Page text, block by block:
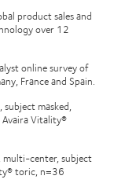
product sales and
over 12
online survey of
France and Spain.
masked,
Vitality®
multi-center, subject
toric, n=36